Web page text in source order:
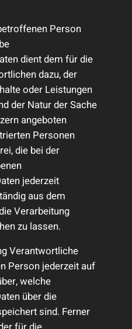
Person
dient dem für die
dazu, der
oder Leistungen
der Natur der Sache
angeboten
Personen
die bei der
jederzeit
aus dem
Verarbeitung
zu lassen.
Verantwortliche
Person jederzeit auf
welche
über die
sind. Ferner